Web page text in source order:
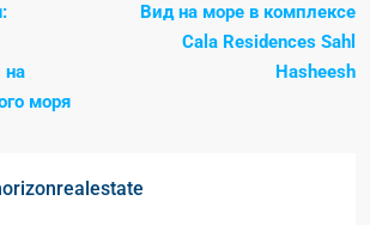
на
моря
Вид на море в комплексе
Cala Residences Sahl
Hasheesh